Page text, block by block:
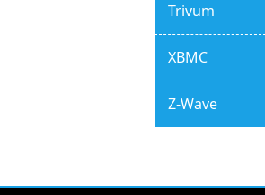
Trivum
XBMC
Z-Wave